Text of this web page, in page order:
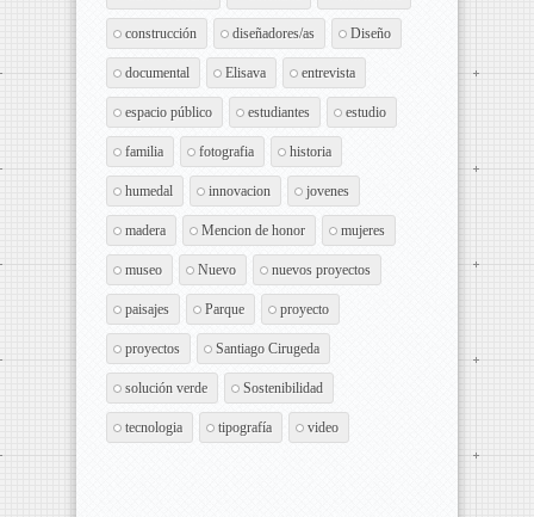
construcción diseñadores/as Diseño
documental Elisava entrevista
espacio público estudiantes estudio
familia fotografia historia
humedal innovacion jovenes
madera Mencion de honor mujeres
museo Nuevo nuevos proyectos
paisajes Parque proyecto
proyectos Santiago Cirugeda
solución verde Sostenibilidad
tecnologia tipografía video